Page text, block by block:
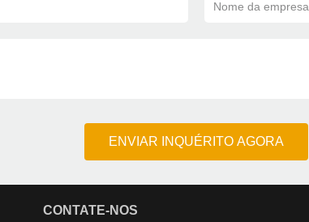
Nome da empresa
ENVIAR INQUÉRITO AGORA
CONTATE-NOS